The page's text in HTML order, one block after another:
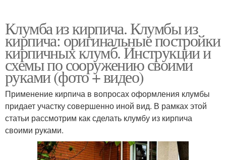
Клумба из кирпича. Клумбы из
кирпича: оригинальные постройки
кирпичных клумб. Инструкции и
схемы по сооружению своими
руками (фото + видео)
Применение кирпича в вопросах оформления клумбы
придает участку совершенно иной вид. В рамках этой
статьи рассмотрим как сделать клумбу из кирпича
своими руками.